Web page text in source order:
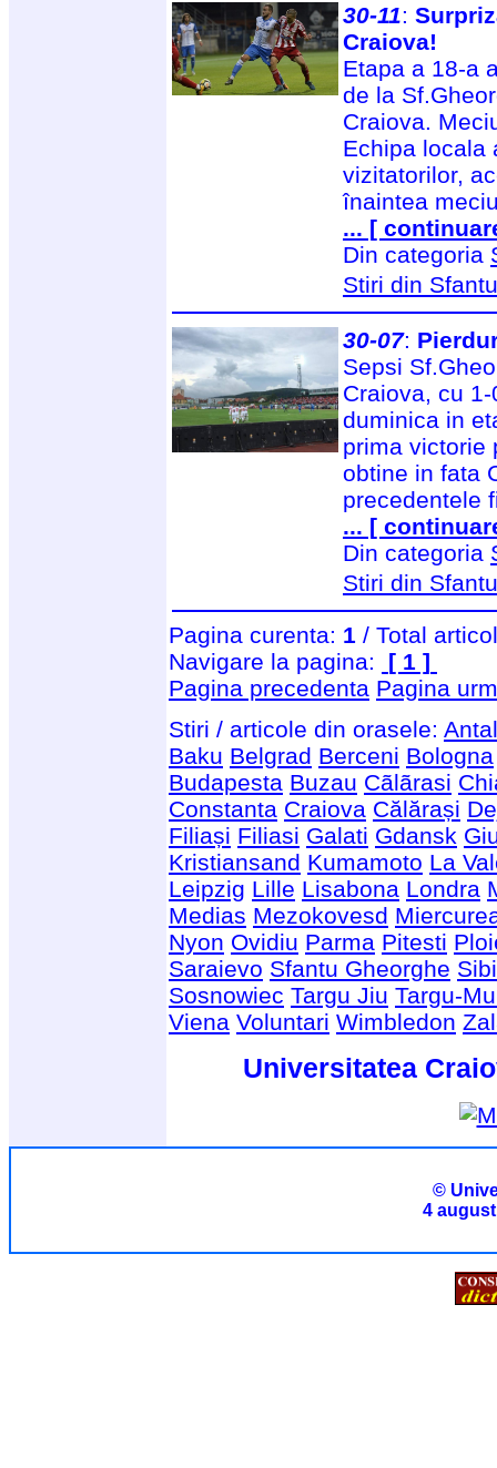
30-11:
Craiova!
Etapa a 18-a
de la
Craiova.
Echipa locala
vizitatorilor,
înaintea
... [
Din categoria
Stiri din
30-07:
Sepsi
Craiova, cu
duminica in
prima victorie
obtine in fata
precedentele
... [
Din categoria
Stiri din
Pagina curenta: 1 / Total
Navigare la pagina:
[ 1 ]
Pagina precedenta Pagina
Stiri / articole din orasele:
Baku Belgrad Berceni Bologna
Budapesta Buzau Cãlãrasi
Constanta Craiova Călărași
Filiași Filiasi Galati Gdansk
Kristiansand Kumamoto La
Leipzig Lille Lisabona Londra
Medias Mezokovesd
Nyon Ovidiu Parma Pitesti
Saraievo Sfantu Gheorghe
Sosnowiec Targu Jiu Targu-
Viena Voluntari Wimbledon
Universitatea
©
4